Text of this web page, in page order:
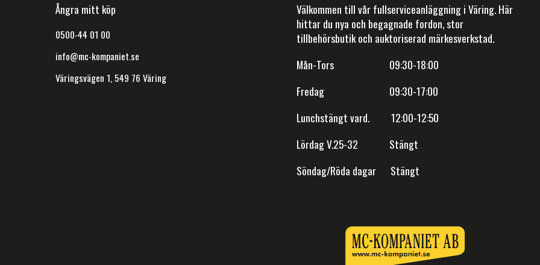
Ångra mitt köp
0500-44 01 00
info@mc-kompaniet.se
Väringsvägen 1, 549 76 Väring
Välkommen till vår fullserviceanläggning i Väring. Här
hittar du nya och begagnade fordon, stor
tillbehörsbutik och auktoriserad märkesverkstad.
Mån-Tors 09:30-18:00
Fredag 09:30-17:00
Lunchstängt vard. 12:00-12:50
Lördag V.25-32 Stängt
Söndag/Röda dagar Stängt